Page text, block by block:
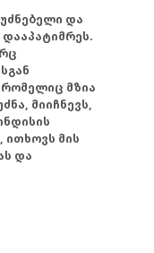
და
მზია
მიიჩნევს,
ითხოვს მის
და